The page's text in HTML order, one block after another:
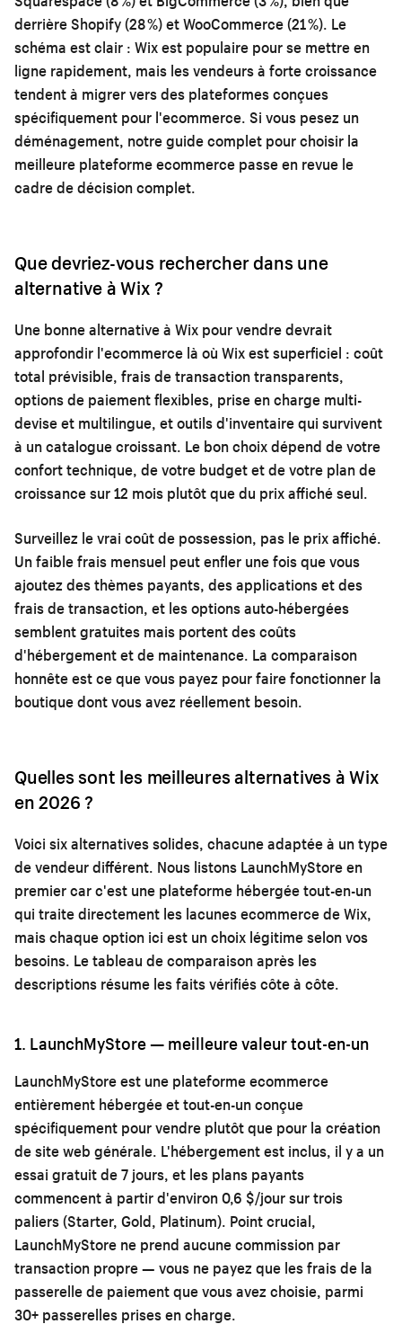
derrière Shopify (28 %) et WooCommerce (21 %). Le
schéma est clair : Wix est populaire pour se mettre en
ligne rapidement, mais les vendeurs à forte croissance
tendent à migrer vers des plateformes conçues
spécifiquement pour l'ecommerce. Si vous pesez un
déménagement, notreguide complet pour choisir la
meilleure plateforme ecommerce passe en revue le
cadre de décision complet.
Que devriez-vous rechercher dans une
alternative à Wix ?
Une bonne alternative à Wix pour vendre devrait
approfondir l'ecommerce là où Wix est superficiel : coût
total prévisible, frais de transaction transparents,
options de paiement flexibles, prise en charge multi-
devise et multilingue, et outils d'inventaire qui survivent
à un catalogue croissant. Le bon choix dépend de votre
confort technique, de votre budget et de votre plan de
croissance sur 12 mois plutôt que du prix affiché seul.
Surveillez le vrai coût de possession, pas le prix affiché.
Un faible frais mensuel peut enfler une fois que vous
ajoutez des thèmes payants, des applications et des
frais de transaction, et les options auto-hébergées
semblent gratuites mais portent des coûts
d'hébergement et de maintenance. La comparaison
honnête est ce que vous payez pour faire fonctionner la
boutique dont vous avez réellement besoin.
Quelles sont les meilleures alternatives à Wix
en 2026 ?
Voici six alternatives solides, chacune adaptée à un type
de vendeur différent. Nous listons LaunchMyStore en
premier car c'est une plateforme hébergée tout-en-un
qui traite directement les lacunes ecommerce de Wix,
mais chaque option ici est un choix légitime selon vos
besoins. Le tableau de comparaison après les
descriptions résume les faits vérifiés côte à côte.
1. LaunchMyStore — meilleure valeur tout-en-un
LaunchMyStore est une plateforme ecommerce
entièrement hébergée et tout-en-un conçue
spécifiquement pour vendre plutôt que pour la création
de site web générale. L'hébergement est inclus, il y a un
essai gratuit de 7 jours, et les plans payants
commencent à partir d'environ 0,6 $/jour sur trois
paliers (Starter, Gold, Platinum). Point crucial,
LaunchMyStore ne prend aucune commission par
transaction propre — vous ne payez que les frais de la
passerelle de paiement que vous avez choisie, parmi
30+ passerelles prises en charge.